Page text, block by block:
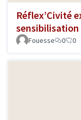
Réflex’Civité
sensibilisation
Fouesse 0 0